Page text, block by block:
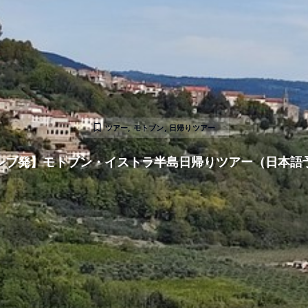
ツアー, モトブン ,日帰りツアー
ブ発】モトブン・イストラ半島日帰りツアー（日本語